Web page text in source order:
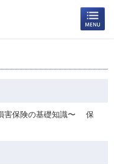
害保険の基礎知識〜 保